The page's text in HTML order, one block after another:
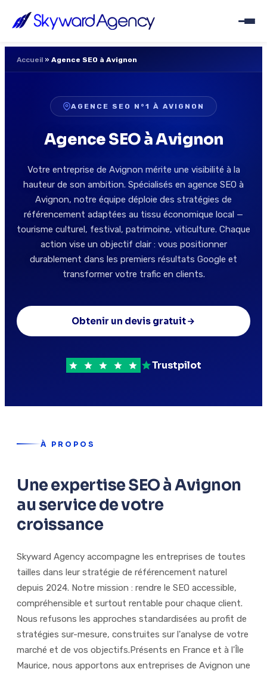
Accueil » Agence SEO à Avignon
AGENCE SEO N°1 À AVIGNON
Agence SEO à Avignon
Votre entreprise de Avignon mérite une visibilité à la
hauteur de son ambition. Spécialisés en agence SEO à
Avignon, notre équipe déploie des stratégies de
référencement adaptées au tissu économique local —
tourisme culturel, festival, patrimoine, viticulture. Chaque
action vise un objectif clair : vous positionner
durablement dans les premiers résultats Google et
transformer votre trafic en clients.
Obtenir un devis gratuit
Trustpilot
À PROPOS
Une expertise SEO à Avignon
au service de votre
croissance
Skyward Agency accompagne les entreprises de toutes
tailles dans leur stratégie de référencement naturel
depuis 2024. Notre mission : rendre le SEO accessible,
compréhensible et surtout rentable pour chaque client.
Nous refusons les approches standardisées au profit de
stratégies sur-mesure, construites sur l'analyse de votre
marché et de vos objectifs.Présents en France et à l'Île
Maurice, nous apportons aux entreprises de Avignon une